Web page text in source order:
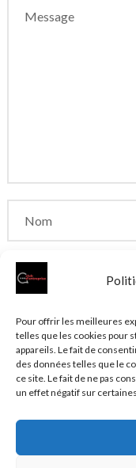
Pour offrir les meilleures
telles que les cookies pour
appareils. Le fait de
des données telles que le
ce site. Le fait de ne pas
un effet négatif sur
Enregistrer mon
le navigateur pour